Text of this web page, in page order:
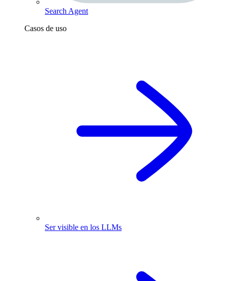
Search Agent
Casos de uso
Ser visible en los LLMs